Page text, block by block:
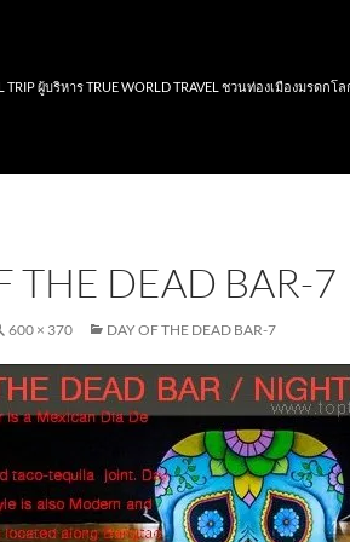
TRIP ผู้บริหาร TRUE WORLD TRAVEL ชวนท่องเมืองมรดกโล
THE DEAD BAR-7
600 × 370 DAY OF THE DEAD BAR-7